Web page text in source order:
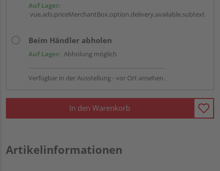
Auf Lager:
vue.ads.priceMerchantBox.option.delivery.available.subtext
Beim Händler abholen
Auf Lager: Abholung möglich
Verfügbar in der Ausstellung - vor Ort ansehen.
In den Warenkorb
Artikelinformationen